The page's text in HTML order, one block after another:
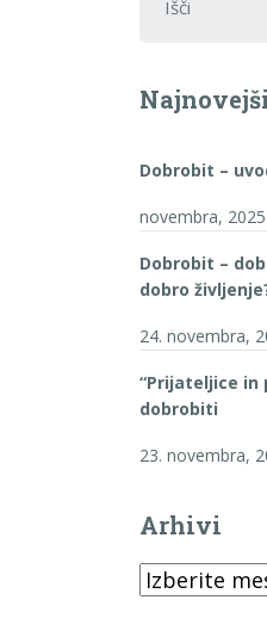
Dobrobit –
novembra, 2025
Dobrobit –
dobro
24. novembra,
“Prijateljice in
dobrobiti
23. novembra,
Arhivi
Arhivi